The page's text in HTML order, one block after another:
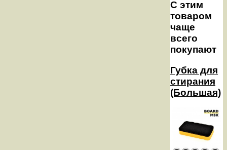
С этим
товаром
чаще
всего
покупают
Губка для
стирания
(Большая)